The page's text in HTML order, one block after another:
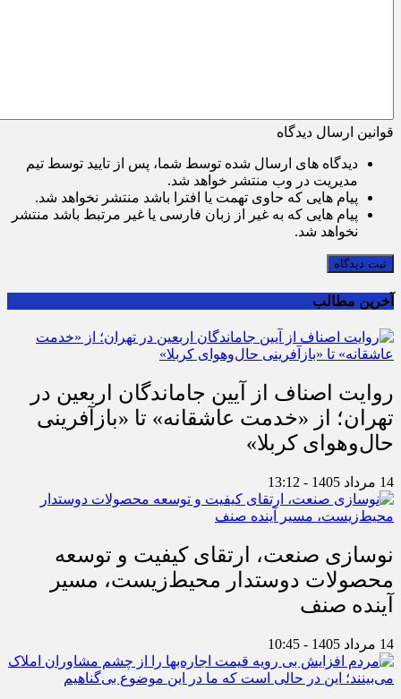
قوانین ارسال دیدگاه
دیدگاه های ارسال شده توسط شما، پس از تایید توسط تیم
مدیریت در وب منتشر خواهد شد.
پیام هایی که حاوی تهمت یا افترا باشد منتشر نخواهد شد.
پیام هایی که به غیر از زبان فارسی یا غیر مرتبط باشد منتشر
نخواهد شد.
ثبت دیدگاه
آخرین مطالب
روایت اصناف از آیین جاماندگان اربعین در
تهران؛ از «خدمت عاشقانه» تا «بازآفرینی
حال‌وهوای کربلا»
14 مرداد 1405 - 13:12
نوسازی صنعت، ارتقای کیفیت و توسعه
محصولات دوستدار محیط‌زیست، مسیر
آینده صنف
14 مرداد 1405 - 10:45